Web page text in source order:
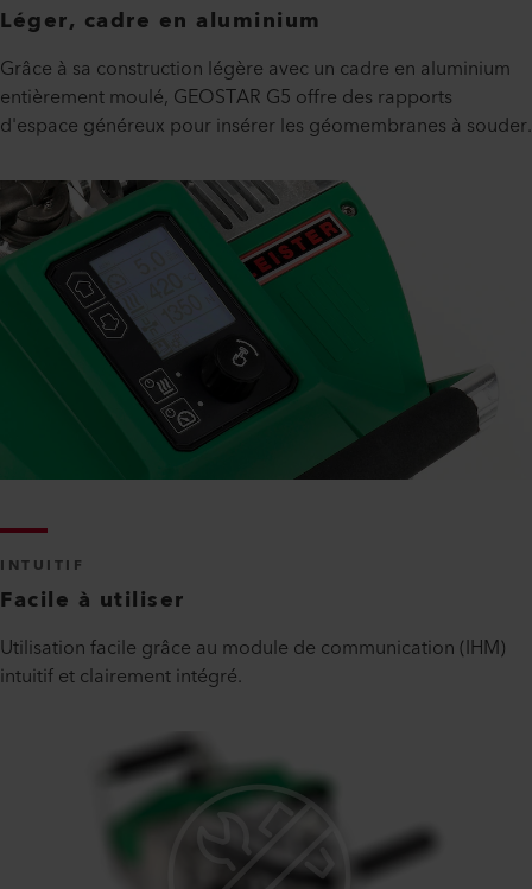
Léger, cadre en aluminium
Grâce à sa construction légère avec un cadre en aluminium
entièrement moulé, GEOSTAR G5 offre des rapports
d'espace généreux pour insérer les géomembranes à souder.
INTUITIF
Facile à utiliser
Utilisation facile grâce au module de communication (IHM)
intuitif et clairement intégré.